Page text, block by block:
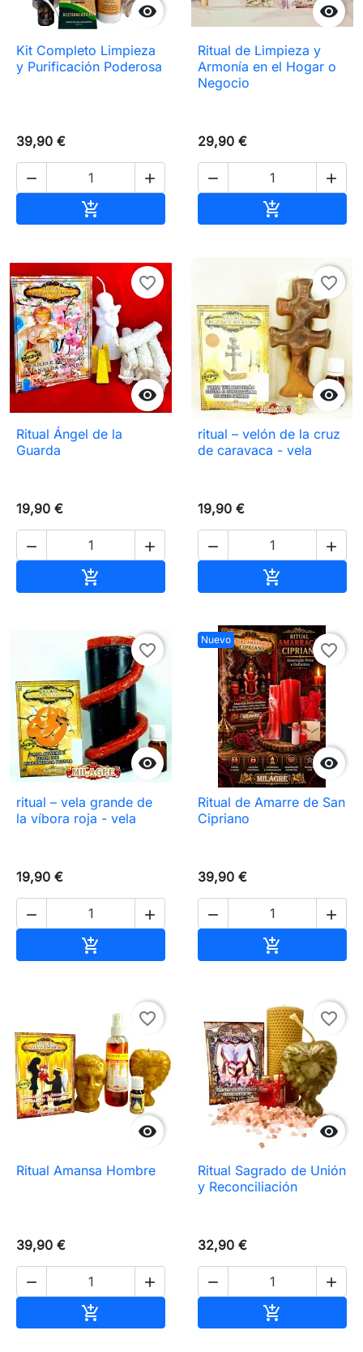

Kit Completo Limpieza
y Purificación Poderosa
39,90 €
 


Ritual de Limpieza y
Armonía en el Hogar o
Negocio
29,90 €
 


favorite_border
Ritual Ángel de la
Guarda
19,90 €
 


favorite_border
ritual – velón de la cruz
de caravaca - vela
19,90 €
 


favorite_border
ritual – vela grande de
la víbora roja - vela
19,90 €
 

Nuevo

favorite_border
Ritual de Amarre de San
Cipriano
39,90 €
 


favorite_border
Ritual Amansa Hombre
39,90 €
 


favorite_border
Ritual Sagrado de Unión
y Reconciliación
32,90 €
 
